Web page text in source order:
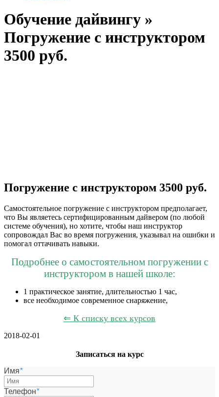
Обучение дайвингу »
Погружение с инструктором
3500 руб.
Погружение с инструктором 3500 руб.
Самостоятельное погружение с инструктором предполагает,
что Вы являетесь сертифицированным дайвером (по любой
системе обучения), но хотите, чтобы наш инструктор
сопровождал Вас во время погружения, указывал на ошибки и
помогал оттачивать навыки.
Подробнее о самостоятельном погружении с
инструктором в нашей школе:
1 практическое занятие, длительностью 1 час,
все необходимое современное снаряжение,
⇐ К списку всех курсов
2018-02-01
Записаться на курс
Имя*
Телефон*